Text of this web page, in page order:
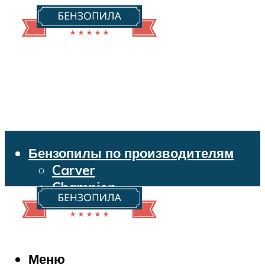
Бензопилы по производителям
Carver
Champion
Echo
Husqvarna
Makita
Меню